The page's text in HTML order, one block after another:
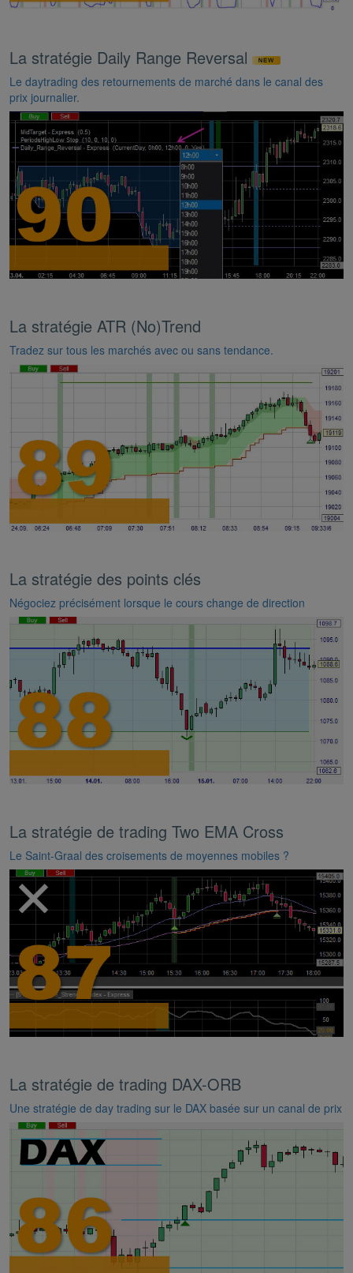
La stratégie Daily Range Reversal
Le daytrading des retournements de marché dans le canal des
prix journalier.
La stratégie ATR (No)Trend
Tradez sur tous les marchés avec ou sans tendance.
La stratégie des points clés
Négociez précisément lorsque le cours change de direction
La stratégie de trading Two EMA Cross
Le Saint-Graal des croisements de moyennes mobiles ?
La stratégie de trading DAX-ORB
Une stratégie de day trading sur le DAX basée sur un canal de prix